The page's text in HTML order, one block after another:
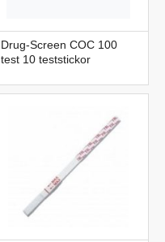
Drug-Screen COC 100
test 10 teststickor